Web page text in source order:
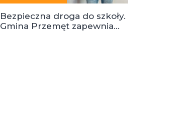
Bezpieczna droga do szkoły.
Gmina Przemęt zapewnia